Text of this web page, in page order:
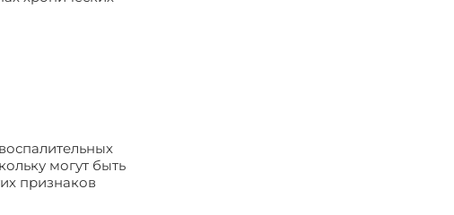
могут быть
признаков